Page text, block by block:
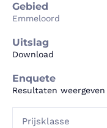
Gebied
Emmeloord
Uitslag
Download
Enquete
Resultaten weergeven
Prijsklasse